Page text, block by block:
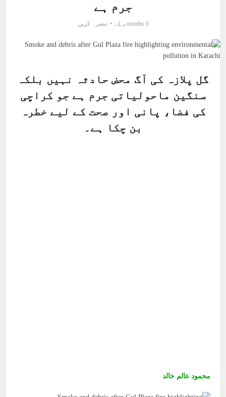
جرم ہے
6 months پہلے تبصرہ کریں
گل پلازہ کی آگ محض حادثہ نہیں بلکہ
سنگین ماحولیاتی جرم ہے جو کراچی
کی فضا، پانی اور صحت کے لیے خطرہ
بن چکا ہے۔
محمود عالم خالد